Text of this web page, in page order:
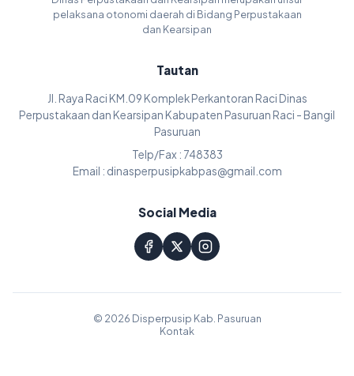
pelaksana otonomi daerah di Bidang Perpustakaan
dan Kearsipan
Tautan
Jl. Raya Raci KM.09 Komplek Perkantoran Raci Dinas
Perpustakaan dan Kearsipan Kabupaten Pasuruan Raci - Bangil
Pasuruan
Telp/Fax : 748383
Email : dinasperpusipkabpas@gmail.com
Social Media
© 2026 Disperpusip Kab. Pasuruan
Kontak